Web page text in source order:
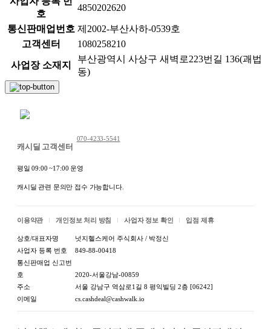
호
4850202620
통신판매업번호 제2002-부산사하-0539호
고객센터
1080258210
사업장 소재지
부산광역시 사상구 새벽로223번길 136(괘법
동)
캐시딜 고객센터
070-4233-5541
평일 09:00 ~17:00 운영
캐시딜 관련 문의만 접수 가능합니다.
이용약관 개인정보 처리 방침 사업자 정보 확인 입점 제휴
상호/대표자명
넛지헬스케어 주식회사 / 박정신
사업자 등록 번호
849-88-00418
통신판매업 신고번
호
2020-서울강남-00859
주소
서울 강남구 역삼로1길 8 평익빌딩 2층 [06242]
이메일
cs.cashdeal@cashwalk.io